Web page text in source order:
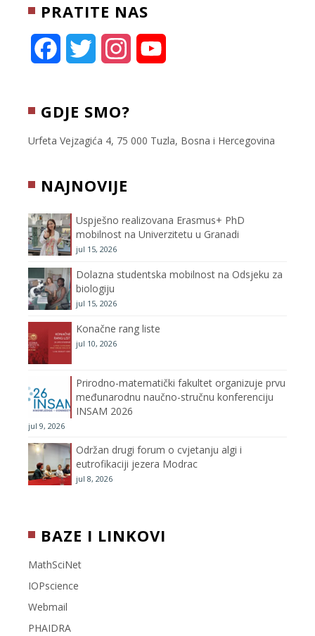
PRATITE NAS
c
e
o
o
k
i
t
e
r
t
r
T
e
e
GDJE SMO?
Urfeta Vejzagića 4, 75 000 Tuzla, Bosna i Hercegovina
NAJNOVIJE
Uspješno realizovana Erasmus+ PhD
mobilnost na Univerzitetu u Granadi
jul 15, 2026
Dolazna studentska mobilnost na Odsjeku za
biologiju
jul 15, 2026
Konačne rang liste
jul 10, 2026
Prirodno-matematički fakultet organizuje prvu
međunarodnu naučno-stručnu konferenciju
INSAM 2026
jul 9, 2026
Održan drugi forum o cvjetanju algi i
eutrofikaciji jezera Modrac
jul 8, 2026
BAZE I LINKOVI
MathSciNet
IOPscience
Webmail
PHAIDRA